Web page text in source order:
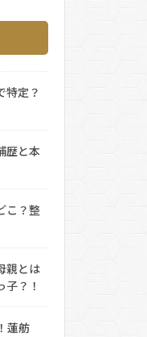
特定？
歴と本
こ？整
親とは
？！
蓮舫